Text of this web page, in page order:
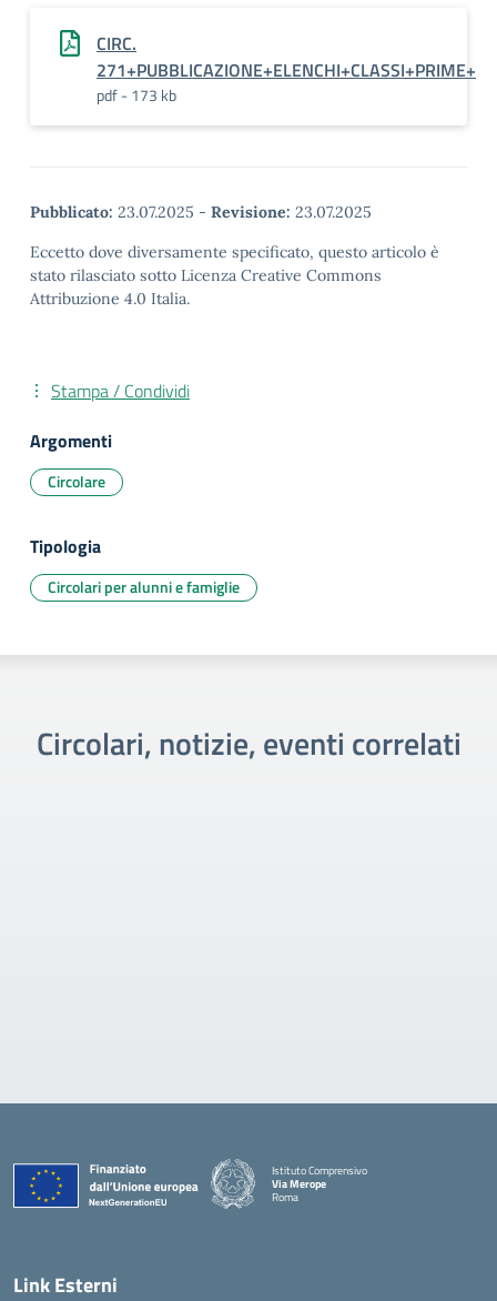
CIRC.
271+PUBBLICAZIONE+ELENCHI+CLASSI+PRIME+
pdf - 173 kb
Pubblicato: 23.07.2025 - Revisione: 23.07.2025
Eccetto dove diversamente specificato, questo articolo è
stato rilasciato sotto Licenza Creative Commons
Attribuzione 4.0 Italia.
Stampa / Condividi
Argomenti
Circolare
Tipologia
Circolari per alunni e famiglie
Circolari, notizie, eventi correlati
Istituto Comprensivo
Via Merope
Roma
Link Esterni